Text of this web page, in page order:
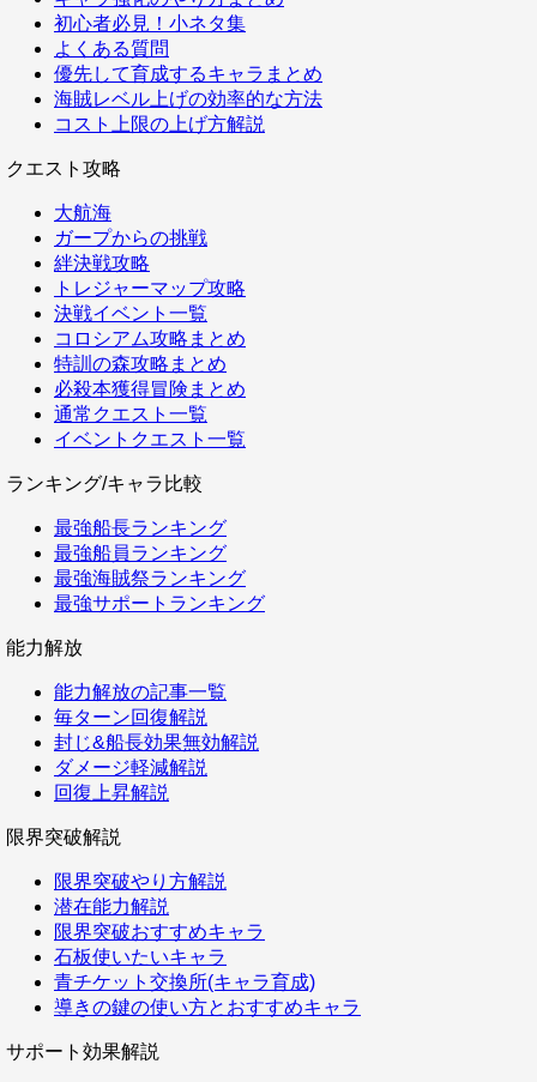
初心者必見！小ネタ集
よくある質問
優先して育成するキャラまとめ
海賊レベル上げの効率的な方法
コスト上限の上げ方解説
クエスト攻略
大航海
ガープからの挑戦
絆決戦攻略
トレジャーマップ攻略
決戦イベント一覧
コロシアム攻略まとめ
特訓の森攻略まとめ
必殺本獲得冒険まとめ
通常クエスト一覧
イベントクエスト一覧
ランキング/キャラ比較
最強船長ランキング
最強船員ランキング
最強海賊祭ランキング
最強サポートランキング
能力解放
能力解放の記事一覧
毎ターン回復解説
封じ&船長効果無効解説
ダメージ軽減解説
回復上昇解説
限界突破解説
限界突破やり方解説
潜在能力解説
限界突破おすすめキャラ
石板使いたいキャラ
青チケット交換所(キャラ育成)
導きの鍵の使い方とおすすめキャラ
サポート効果解説